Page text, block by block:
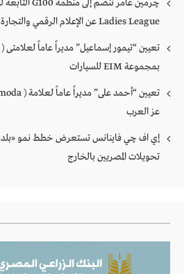
Ladies League عن الإعلام الرقمي والتجارة الإلكترونية
بمجموعة EIM للسيارات
عز العرب
إي اف چي فاينانس تستعرض خطط نمو
تحويلات المصريين بالخارج